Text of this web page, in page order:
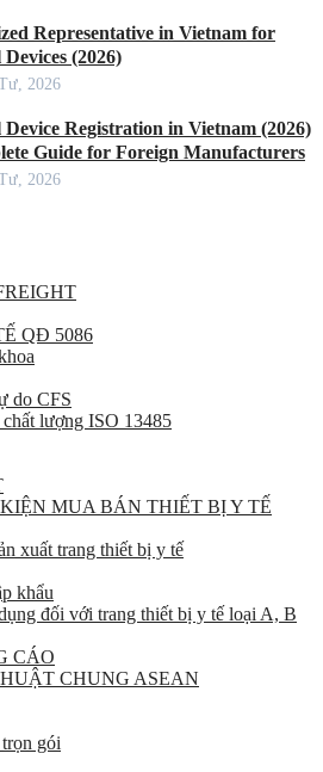
Representative in Vietnam for
(2026)
2026
Device Registration in Vietnam (2026)
Guide for Foreign Manufacturers
2026
QĐ 5086
do CFS
lượng ISO 13485
MUA BÁN THIẾT BỊ Y TẾ
xuất trang thiết bị y tế
khẩu
đối với trang thiết bị y tế loại A, B
CÁO
CHUNG ASEAN
gói